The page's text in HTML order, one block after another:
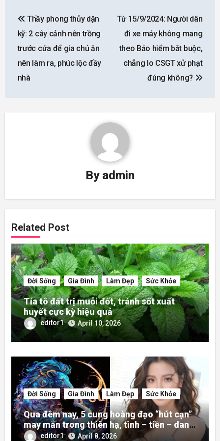
navigation
Thầy phong thủy dặn
kỹ: 2 cây cảnh nên trồng
trước cửa để gia chủ ăn
nên làm ra, phúc lộc đầy
nhà
Từ 15/9/2024: Người dân
đi xe máy không mang
theo Bảo hiểm bắt buộc,
chẳng lo CSGT xử phạt
đúng không?
By admin
Related Post
Đời Sống Gia Đình Làm Đẹp Sức Khỏe
Tía tô đất trị muỗi đốt, tránh sốt xuất
huyết cực kỳ hiệu quả
editor1 April 10, 2026
Đời Sống Gia Đình Làm Đẹp Sức Khỏe
Qua đêm nay, 5 cung hoàng đạo “hút cạn”
may mắn trong thiên hạ, tình – tiền – danh
rực rỡ hơn người
editor1 April 8, 2026